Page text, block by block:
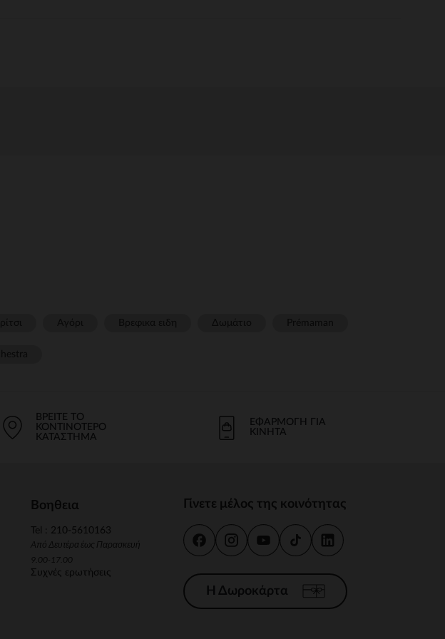
ΒΡΕΊΤΕ ΤΟ
ΚΟΝΤΙΝΌΤΕΡΟ
ΚΑΤΆΣΤΗΜΑ
ΕΦΑΡΜΟΓΉ ΓΙΑ
ΚΙΝΗΤΆ
Βοηθεια
Tel : 210-5610163
Από Δευτέρα έως Παρασκευή
9.00-17.00
Συχνές ερωτήσεις
Γίνετε μέλος της κοινότητας
Η Δωροκάρτα